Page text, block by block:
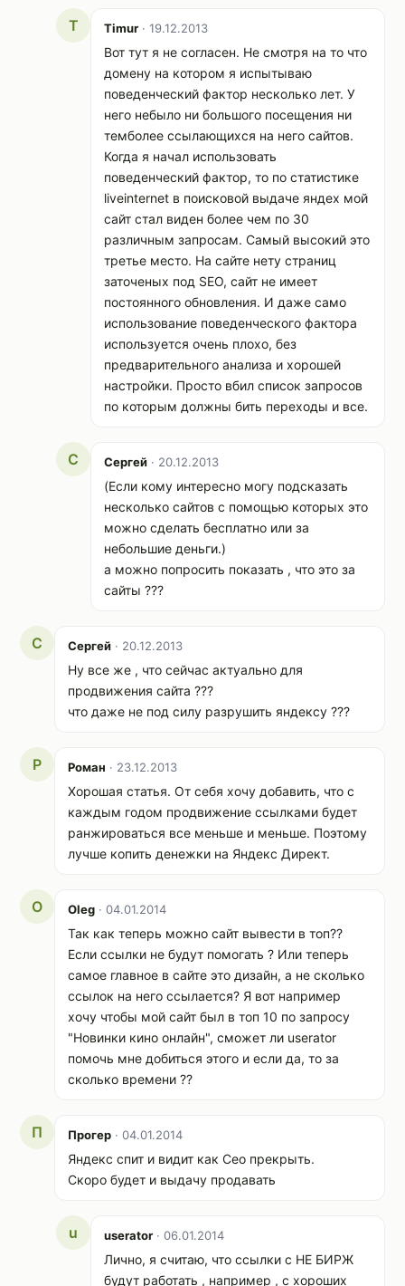
T Timur · 19.12.2013
Вот тут я не согласен. Не смотря на то что
домену на котором я испытываю
поведенческий фактор несколько лет. У
него небыло ни большого посещения ни
темболее ссылающихся на него сайтов.
Когда я начал использовать
поведенческий фактор, то по статистике
liveinternet в поисковой выдаче яндех мой
сайт стал виден более чем по 30
различным запросам. Самый высокий это
третье место. На сайте нету страниц
заточеных под SEO, сайт не имеет
постоянного обновления. И даже само
использование поведенческого фактора
используется очень плохо, без
предварительного анализа и хорошей
настройки. Просто вбил список запросов
по которым должны бить переходы и все.
С Сергей · 20.12.2013
(Если кому интересно могу подсказать
несколько сайтов с помощью которых это
можно сделать бесплатно или за
небольшие деньги.)
а можно попросить показать , что это за
сайты ???
С Сергей · 20.12.2013
Ну все же , что сейчас актуально для
продвижения сайта ???
что даже не под силу разрушить яндексу ???
Р Роман · 23.12.2013
Хорошая статья. От себя хочу добавить, что с
каждым годом продвижение ссылками будет
ранжироваться все меньше и меньше. Поэтому
лучше копить денежки на Яндекс Директ.
O Oleg · 04.01.2014
Так как теперь можно сайт вывести в топ??
Если ссылки не будут помогать ? Или теперь
самое главное в сайте это дизайн, а не сколько
ссылок на него ссылается? Я вот например
хочу чтобы мой сайт был в топ 10 по запросу
"Новинки кино онлайн", сможет ли userator
помочь мне добиться этого и если да, то за
сколько времени ??
П Прогер · 04.01.2014
Яндекс спит и видит как Сео прекрыть.
Скоро будет и выдачу продавать
u userator · 06.01.2014
Лично, я считаю, что ссылки с НЕ БИРЖ
будут работать , например , с хороших